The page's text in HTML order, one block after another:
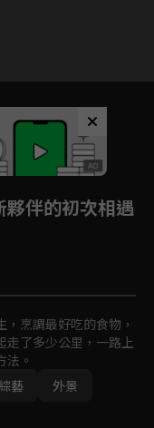
夥伴的初次相遇
烹調最好吃的食物，
走了多少公里，一路上
。
綜藝
外景